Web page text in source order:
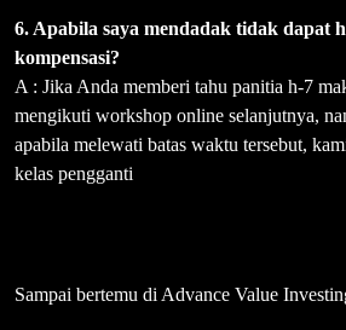
6. Apabila saya mendadak tidak dapat
kompensasi?
A : Jika Anda memberi tahu panitia h-7
mengikuti workshop online selanjutnya,
apabila melewati batas waktu tersebut,
kelas pengganti
Sampai bertemu di Advance Value